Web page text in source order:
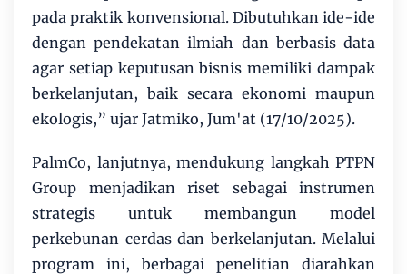
pada praktik konvensional. Dibutuhkan ide-ide
dengan pendekatan ilmiah dan berbasis data
agar setiap keputusan bisnis memiliki dampak
berkelanjutan, baik secara ekonomi maupun
ekologis,” ujar Jatmiko, Jum'at (17/10/2025).
PalmCo, lanjutnya, mendukung langkah PTPN
Group menjadikan riset sebagai instrumen
strategis untuk membangun model
perkebunan cerdas dan berkelanjutan. Melalui
program ini, berbagai penelitian diarahkan